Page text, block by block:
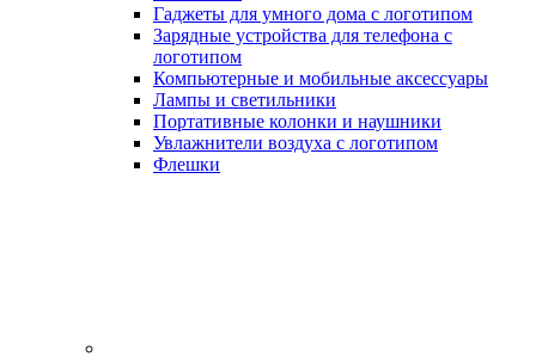
Гаджеты для умного дома с логотипом
Зарядные устройства для телефона с
логотипом
Компьютерные и мобильные аксессуары
Лампы и светильники
Портативные колонки и наушники
Увлажнители воздуха с логотипом
Флешки